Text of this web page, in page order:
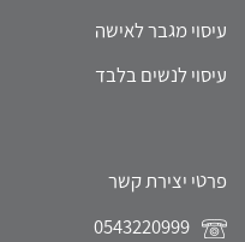
עיסוי מגבר לאישה
עיסוי לנשים בלבד
פרטי יצירת קשר